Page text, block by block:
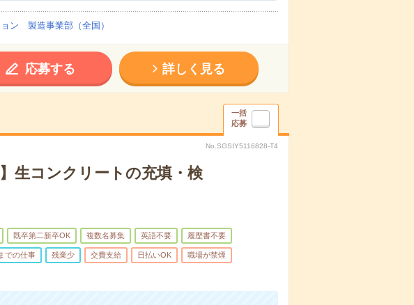
ン 製造事業部（全国）
応募する 詳しく見る
一括
応募
No.SGSIY5116828-T4
生コンクリートの充填・検
既卒第二新卒OK 複数名募集 英語不要 履歴書不要
での仕事 残業少 交費支給 日払いOK 職場が禁煙